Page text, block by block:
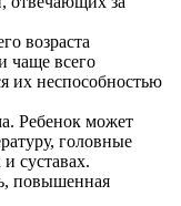
возраста
чаще всего
их неспособностью
Ребенок может
головные
суставах.
повышенная